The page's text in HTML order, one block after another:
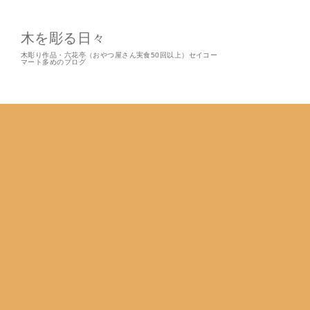
木を彫る日々
木彫り作品・六花亭（おやつ屋さん実食50回以上）セイコー
マート多めのブログ